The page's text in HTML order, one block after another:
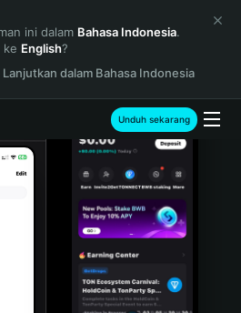
ini dalam Bahasa Indonesia.
ke English?
Lanjutkan dalam Bahasa Indonesia
Unduh sekarang